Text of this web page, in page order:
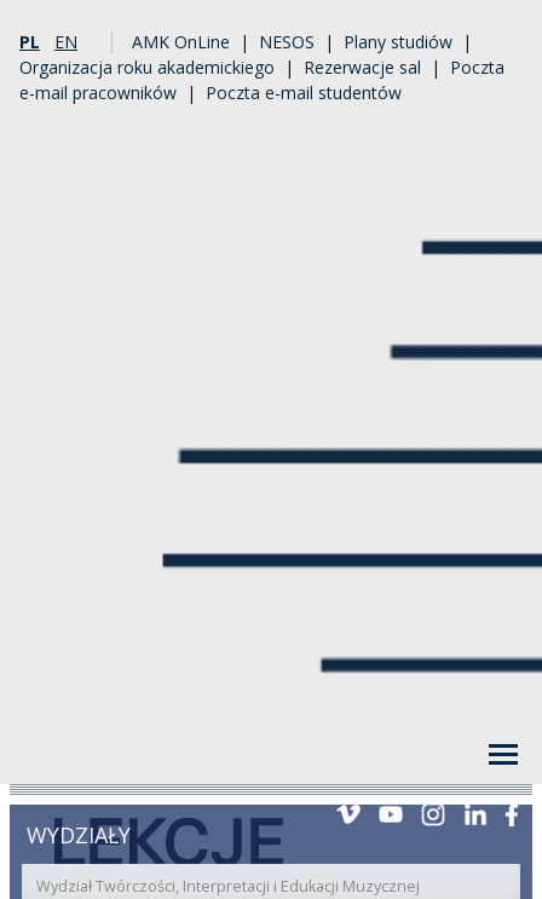
PL EN AMK OnLine | NESOS | Plany studiów |
Organizacja roku akademickiego | Rezerwacje sal | Poczta
e-mail pracowników | Poczta e-mail studentów
WYDZIAŁY
Wydział Twórczości, Interpretacji i Edukacji Muzycznej